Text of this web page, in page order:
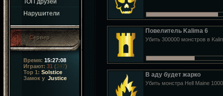
ТОП друзей
Нарушители
Сервер
Время: 15:27:09
Играют: 31 (247)
Top 1: Solstice
Замок у Justice
Повелитель Kalima 6
Убить 300000 монстров в
В аду будет жарко
Убить монстра Hell Maine